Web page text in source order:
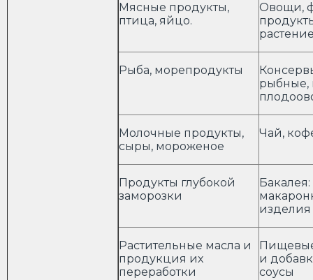
Мясные продукты,
птица, яйцо.
Овощи,
Рыба, морепродукты
рыбные,
Молочные продукты,
сыры, мороженое
Чай,
Продукты глубокой
заморозки
Растительные масла и
продукция их
переработки
и
соусы